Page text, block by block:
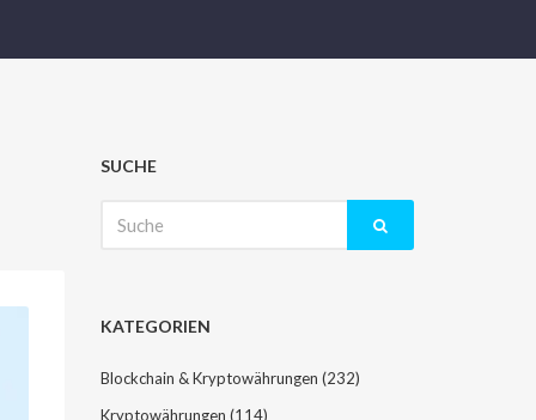
SUCHE
nach:
KATEGORIEN
Blockchain & Kryptowährungen (232)
Kryptowährungen (114)